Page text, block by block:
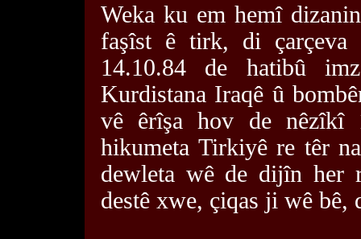
Weka ku em hemî
faşîst ê tirk, di
14.10.84 de hatibû
Kurdistana Iraqê û
vê êrîşa hov de nêzîkî
hikumeta Tirkiyê re têr
dewleta wê de dijîn her
destê xwe, çiqas ji wê